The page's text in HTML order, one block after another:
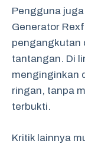
Pengguna
Generator
pengangkutan
tantangan. Di
menginginkan
ringan, tanpa
terbukti.
Kritik lainnya